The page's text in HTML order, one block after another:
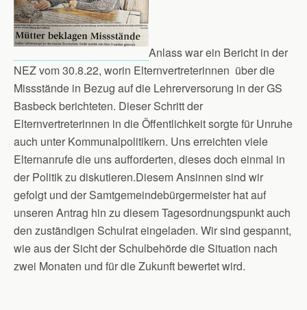
Anlass war ein Bericht in der
NEZ vom 30.8.22, worin Elternvertreterinnen über die
Missstände in Bezug auf die Lehrerversorung in der GS
Basbeck berichteten. Dieser Schritt der
Elternvertreterinnen in die Öffentlichkeit sorgte für Unruhe
auch unter Kommunalpolitikern. Uns erreichten viele
Elternanrufe die uns aufforderten, dieses doch einmal in
der Politik zu diskutieren.Diesem Ansinnen sind wir
gefolgt und der Samtgemeindebürgermeister hat auf
unseren Antrag hin zu diesem Tagesordnungspunkt auch
den zuständigen Schulrat eingeladen. Wir sind gespannt,
wie aus der Sicht der Schulbehörde die Situation nach
zwei Monaten und für die Zukunft bewertet wird.